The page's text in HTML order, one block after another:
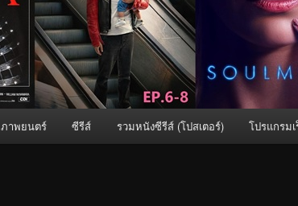
ภาพยนตร์ ซีรีส์ รวมหนังซีรีส์ (โปสเตอร์) โปรแกรม